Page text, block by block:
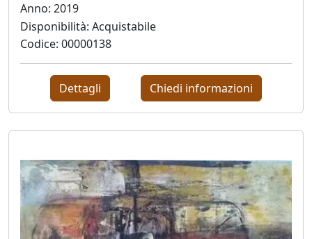
Graziano
Giovanatto
Laura
Grusovin
Gubinelli
Lucia
Guidorizzi
Anno: 2019
Disponibilità: Acquistabile
Codice: 00000138
Dettagli Chiedi informazioni